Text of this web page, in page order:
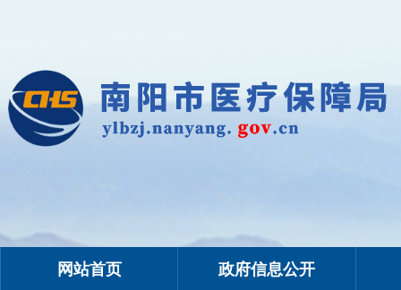
网站首页 政府信息公开